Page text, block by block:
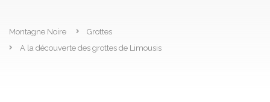
Montagne Noire
Grottes
A la découverte des grottes de Limousis